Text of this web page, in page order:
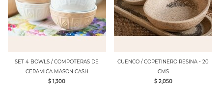
SET 4 BOWLS / COMPOTERAS DE
CERAMICA MASON CASH
$ 1,300
CUENCO / COPETINERO RESINA - 20
CMS
$ 2,050